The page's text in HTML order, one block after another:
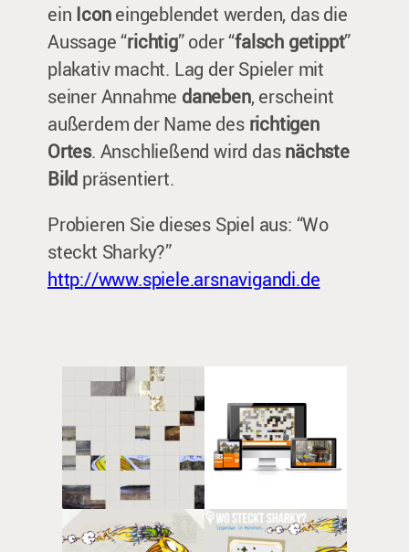
ein Iconeingeblendet werden, das die
Aussage “richtig” oder “falsch getippt”
plakativ macht. Lag der Spieler mit
seiner Annahme daneben, erscheint
außerdem der Name des richtigen
Ortes. Anschließend wird dasnächste
Bild präsentiert.
Probieren Sie dieses Spiel aus: “Wo
steckt Sharky?”
http://www.spiele.arsnavigandi.de